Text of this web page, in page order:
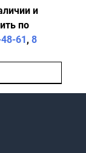
и
по
61, 8